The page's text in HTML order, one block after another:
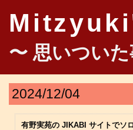
〜 思いつい
2024/12/04
有野実苑の JIKABI サイトでソ